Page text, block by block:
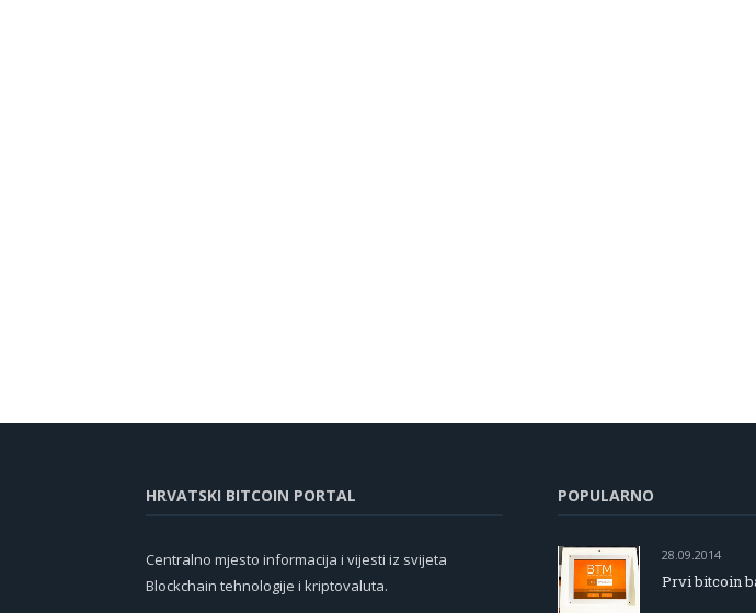
HRVATSKI BITCOIN PORTAL
Centralno mjesto informacija i vijesti iz svijeta
Blockchain tehnologije i kriptovaluta.
POPULARNO
28.09.2014
Prvi bitcoin